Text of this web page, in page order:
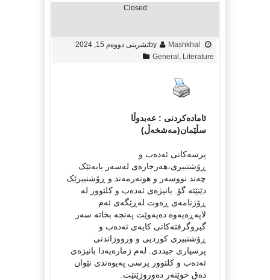
Closed
by Mashkhal
تشرینی دووەم 15, 2024
General Literature
ئامادەکردنی : عەبدوڵا
سڵێمان(مەشخەڵ)
پرسەکانی ئەدەب و
ڕۆشنبیری،هەرجارەی لەسەر بابەتێک
چەند نووسەر و هونەرمەند و ڕۆشنبیرێک
دێنێتە گۆ. بانیژەی ئەدەب و کلتوور لە
ڕۆژنامەی ڕەوت لەڕێگەی ئەم
لاپەڕەیەوە دەیەوێت پەنجە بخاتە سەر
گیروگرفتەکانی کایەی ئەدەب و
ڕۆشنبیری کوردیی و ورووژاندنی
پرسیاری جیددی. لەم ژمارەیەدا بانیژەی
ئەدەب و کلتوور پرسی پەیوەندی نێوان
دەق خوێنەر دەوروژێنێت.